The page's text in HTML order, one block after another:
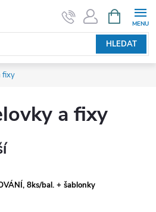
HLEDAT
NÁKUPNÍ
KOŠÍK
fixy
a fixy
8ks/bal. + šablonky